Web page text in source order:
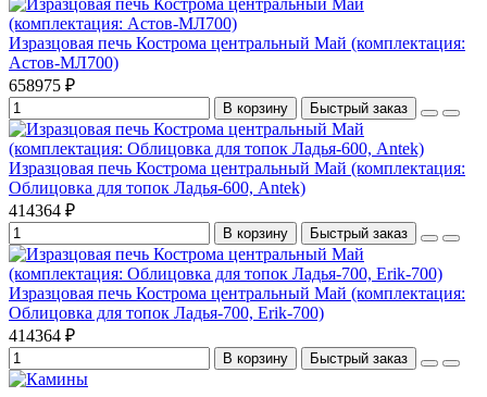
Изразцовая печь Кострома центральный Май (комплектация:
Астов-МЛ700)
658975 ₽
В корзину Быстрый заказ
Изразцовая печь Кострома центральный Май (комплектация:
Облицовка для топок Ладья-600, Antek)
414364 ₽
В корзину Быстрый заказ
Изразцовая печь Кострома центральный Май (комплектация:
Облицовка для топок Ладья-700, Erik-700)
414364 ₽
В корзину Быстрый заказ